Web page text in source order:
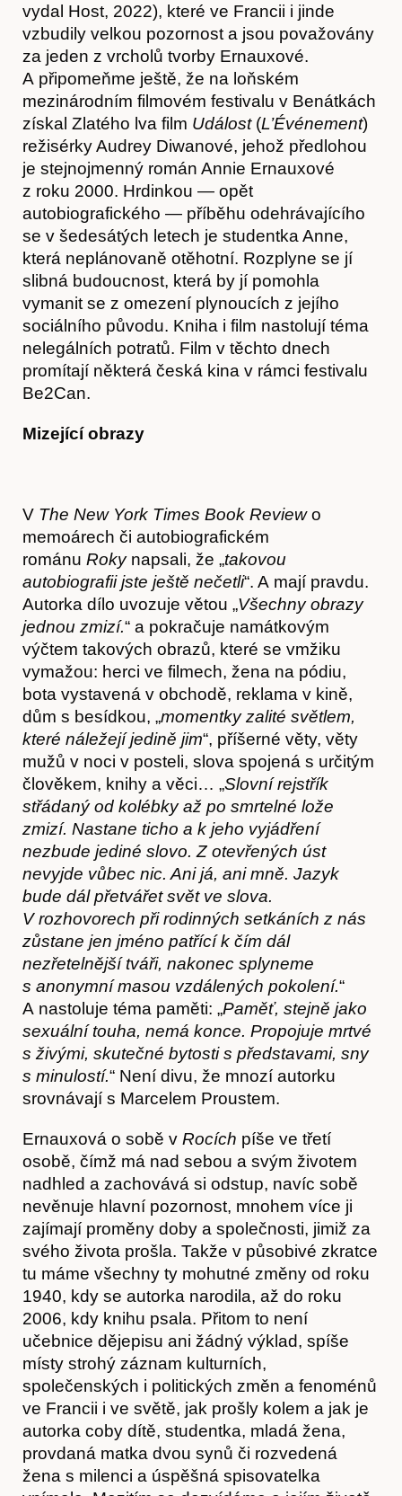
Akce
O nás
Obchod
vydal Host, 2022), které ve Francii i jinde
vzbudily velkou pozornost a jsou považovány
za jeden z vrcholů tvorby Ernauxové.
A připomeňme ještě, že na loňském
mezinárodním filmovém festivalu v Benátkách
získal Zlatého lva film Událost(L’Événement)
režisérky Audrey Diwanové, jehož předlohou
je stejnojmenný román Annie Ernauxové
z roku 2000. Hrdinkou — opět
autobiografického — příběhu odehrávajícího
se v šedesátých letech je studentka Anne,
která neplánovaně otěhotní. Rozplyne se jí
slibná budoucnost, která by jí pomohla
vymanit se z omezení plynoucích z jejího
sociálního původu. Kniha i film nastolují téma
nelegálních potratů. Film v těchto dnech
promítají některá česká kina v rámci festivalu
Be2Can.
Mizející obrazy
V The New York Times Book Reviewo
memoárech či autobiografickém
románu Rokynapsali, že „takovou
autobiografii jste ještě nečetli“. A mají pravdu.
Autorka dílo uvozuje větou „Všechny obrazy
jednou zmizí.“ a pokračuje namátkovým
výčtem takových obrazů, které se vmžiku
vymažou: herci ve filmech, žena na pódiu,
bota vystavená v obchodě, reklama v kině,
dům s besídkou, „momentky zalité světlem,
které náležejí jedině jim“, příšerné věty, věty
mužů v noci v posteli, slova spojená s určitým
člověkem, knihy a věci… „Slovní rejstřík
střádaný od kolébky až po smrtelné lože
zmizí. Nastane ticho a k jeho vyjádření
nezbude jediné slovo. Z otevřených úst
nevyjde vůbec nic. Ani já, ani mně. Jazyk
bude dál přetvářet svět ve slova.
V rozhovorech při rodinných setkáních z nás
zůstane jen jméno patřící k čím dál
nezřetelnější tváři, nakonec splyneme
s anonymní masou vzdálených pokolení.“
A nastoluje téma paměti: „Paměť, stejně jako
sexuální touha, nemá konce. Propojuje mrtvé
s živými, skutečné bytosti s představami, sny
s minulostí.“ Není divu, že mnozí autorku
srovnávají s Marcelem Proustem.
Ernauxová o sobě v Rocích píše ve třetí
osobě, čímž má nad sebou a svým životem
nadhled a zachovává si odstup, navíc sobě
nevěnuje hlavní pozornost, mnohem více ji
zajímají proměny doby a společnosti, jimiž za
svého života prošla. Takže v působivé zkratce
tu máme všechny ty mohutné změny od roku
1940, kdy se autorka narodila, až do roku
2006, kdy knihu psala. Přitom to není
učebnice dějepisu ani žádný výklad, spíše
místy strohý záznam kulturních,
společenských i politických změn a fenoménů
ve Francii i ve světě, jak prošly kolem a jak je
autorka coby dítě, studentka, mladá žena,
provdaná matka dvou synů či rozvedená
žena s milenci a úspěšná spisovatelka